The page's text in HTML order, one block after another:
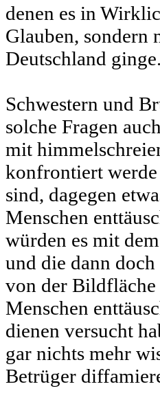
denen es in
Glauben,
Deutschland ginge.
Schwestern und
solche Fragen
mit
konfrontiert
sind, dagegen
Menschen
würden es mit
und die dann
von der
Menschen
dienen versucht
gar nichts mehr
Betrüger